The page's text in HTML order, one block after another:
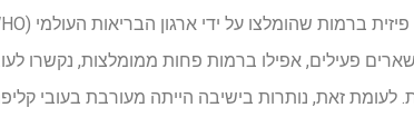
פעילים, אפילו ברמות פחות ממומלצות, נקשרו
לעומת זאת, נותרות בישיבה הייתה מעורבת בעובי